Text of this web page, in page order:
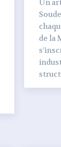
Un
Soudeur
de la